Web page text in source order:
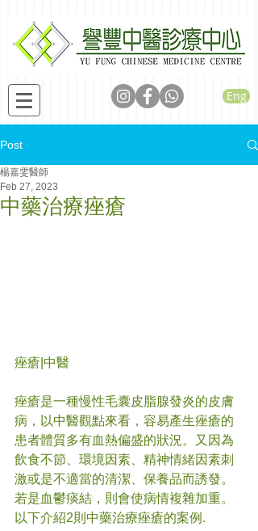
Eng
Post
中藥治療痤瘡
楊嘉雯醫師
Feb 27, 2023
痤瘡|中醫
痤瘡是一種慢性毛囊皮脂腺發炎的皮膚
病，以中醫觀點來看，容易產生痤瘡的
患者體質多有血熱偏盛的狀況。又因為
飲食不節、環境因素、精神情緒因素刺
激或是不適當的清潔、保養品而誘發。
若是血鬱痰結，則會使病情複雜加重。
以下介紹2則中藥治療痤瘡的案例.